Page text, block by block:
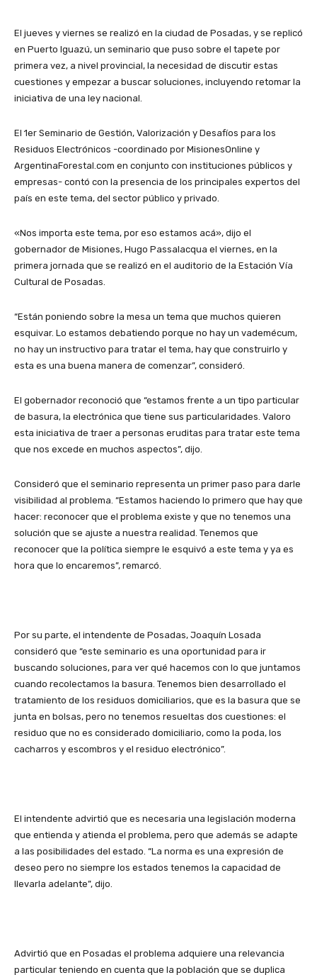
El jueves y viernes se realizó en la ciudad de Posadas, y se replicó
en Puerto Iguazú, un seminario que puso sobre el tapete por
primera vez, a nivel provincial, la necesidad de discutir estas
cuestiones y empezar a buscar soluciones, incluyendo retomar la
iniciativa de una ley nacional.
El 1er Seminario de Gestión, Valorización y Desafíos para los
Residuos Electrónicos -coordinado por MisionesOnline y
ArgentinaForestal.com en conjunto con instituciones públicos y
empresas- contó con la presencia de los principales expertos del
país en este tema, del sector público y privado.
«Nos importa este tema, por eso estamos acá», dijo el
gobernador de Misiones, Hugo Passalacqua el viernes, en la
primera jornada que se realizó en el auditorio de la Estación Vía
Cultural de Posadas.
“Están poniendo sobre la mesa un tema que muchos quieren
esquivar. Lo estamos debatiendo porque no hay un vademécum,
no hay un instructivo para tratar el tema, hay que construirlo y
esta es una buena manera de comenzar”, consideró.
El gobernador reconoció que “estamos frente a un tipo particular
de basura, la electrónica que tiene sus particularidades. Valoro
esta iniciativa de traer a personas eruditas para tratar este tema
que nos excede en muchos aspectos”, dijo.
Consideró que el seminario representa un primer paso para darle
visibilidad al problema. “Estamos haciendo lo primero que hay que
hacer: reconocer que el problema existe y que no tenemos una
solución que se ajuste a nuestra realidad. Tenemos que
reconocer que la política siempre le esquivó a este tema y ya es
hora que lo encaremos”, remarcó.
Por su parte, el intendente de Posadas, Joaquín Losada
consideró que “este seminario es una oportunidad para ir
buscando soluciones, para ver qué hacemos con lo que juntamos
cuando recolectamos la basura. Tenemos bien desarrollado el
tratamiento de los residuos domiciliarios, que es la basura que se
junta en bolsas, pero no tenemos resueltas dos cuestiones: el
residuo que no es considerado domiciliario, como la poda, los
cacharros y escombros y el residuo electrónico”.
El intendente advirtió que es necesaria una legislación moderna
que entienda y atienda el problema, pero que además se adapte
a las posibilidades del estado. “La norma es una expresión de
deseo pero no siempre los estados tenemos la capacidad de
llevarla adelante”, dijo.
Advirtió que en Posadas el problema adquiere una relevancia
particular teniendo en cuenta que la población que se duplica